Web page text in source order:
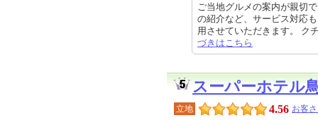
ご当地グルメの案内が親切
の紹介など、サービス対応
用させていただきます。
づきはこちら
スーパーホテル
立地 4.56 お客